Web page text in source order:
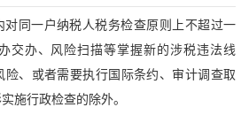
对同一户纳税人税务检查原则上不超过一
交办、风险扫描等掌握新的涉税违法线
险、或者需要执行国际条约、审计调查取
施行政检查的除外。